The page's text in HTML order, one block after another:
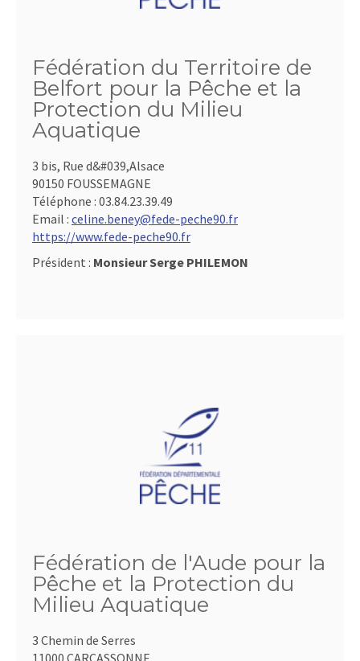
Fédération du Territoire de
Belfort pour la Pêche et la
Protection du Milieu
Aquatique
3 bis, Rue d&#039,Alsace
90150 FOUSSEMAGNE
Téléphone : 03.84.23.39.49
Email : celine.beney@fede-peche90.fr
https://www.fede-peche90.fr
Président : Monsieur Serge PHILEMON
Fédération de l'Aude pour la
Pêche et la Protection du
Milieu Aquatique
3 Chemin de Serres
11000 CARCASSONNE